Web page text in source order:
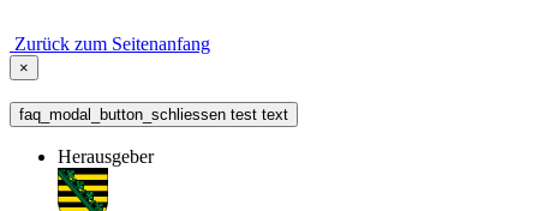
Zurück zum Seitenanfang
×
faq_modal_button_schliessen test text
Herausgeber